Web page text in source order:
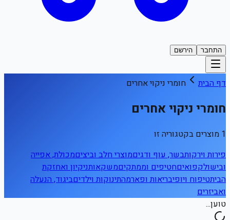
התחבר הירשם
דף הבית חומרי ניקוי אחרים
חומרי ניקוי אחרים
1 מוצרים בקטגוריה זו
פירות וירקותבשר, עוף ודגיםמוצרי חלב וביציםמכולת, אפייה
ובישולקפואיםחטיפים וממתקיםמשקאותניקיון ואחזקת
הביתטיפוח ויופיבריאות ופארמהתינוקות וילדיםביגוד, הנעלה
ואביזרים
טוען...